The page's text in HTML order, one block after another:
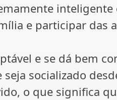
e participar das
e se dá bem
socializado
o que significa